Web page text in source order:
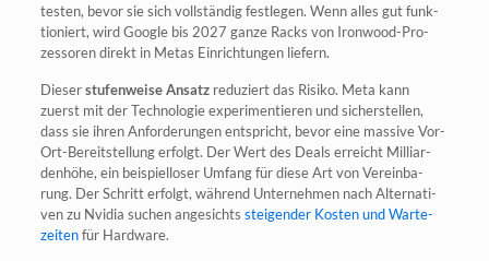
tes­ten, bevor sie sich voll­stän­dig fest­le­gen. Wenn alles gut funk­
tio­niert, wird Goog­le bis 2027 gan­ze Racks von Iron­wood-Pro­
zes­so­ren direkt in Metas Ein­rich­tun­gen liefern.
Die­serstu­fen­wei­se Ansatzredu­ziert das Risi­ko. Meta kann
zuerst mit der Tech­no­lo­gie expe­ri­men­tie­ren und sicher­stel­len,
dass sie ihren Anfor­de­run­gen ent­spricht, bevor eine mas­si­ve Vor-
Ort-Bereit­stel­lung erfolgt. Der Wert des Deals erreicht Mil­li­ar­
den­hö­he, ein bei­spiel­lo­ser Umfang für die­se Art von Ver­ein­ba­
rung. Der Schritt erfolgt, wäh­rend Unter­neh­men nach Alter­na­ti­
ven zu Nvi­dia suchen ange­sichts stei­gen­der Kos­ten und War­te­
zei­tenfür Hardware.